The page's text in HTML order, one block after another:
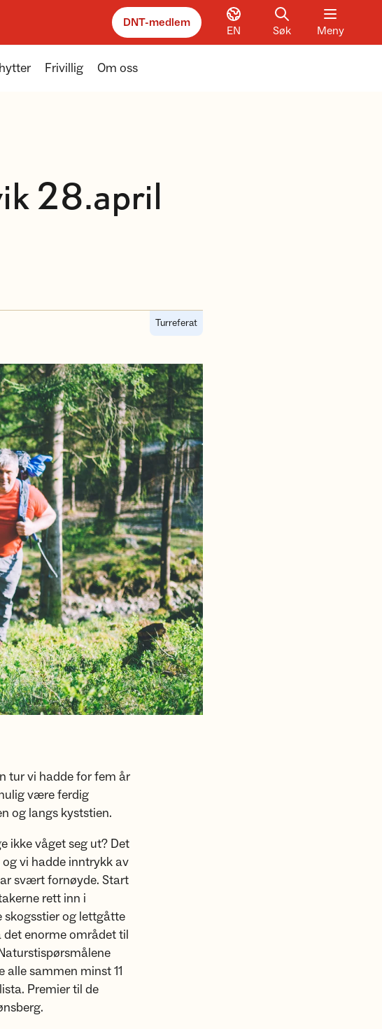
DNT-medlem
EN Søk Meny
Frivillig Om oss
28.april
Turreferat
tur vi hadde for fem år
være ferdig
og langs kyststien.
ikke våget seg ut? Det
vi hadde inntrykk av
svært fornøyde. Start
rett inn i
skogsstier og lettgåtte
det enorme området til
sammen minst 11
Premier til de